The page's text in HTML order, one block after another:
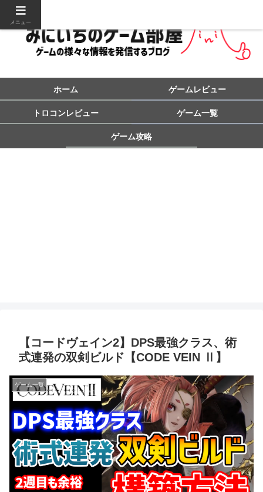
ホーム ゲームレビュー
トロコンレビュー ゲーム一覧
ゲーム攻略
【コードヴェイン2】DPS最強クラス、術
式連発の双剣ビルド【CODE VEIN Ⅱ】
ゲーム一覧
メニュー